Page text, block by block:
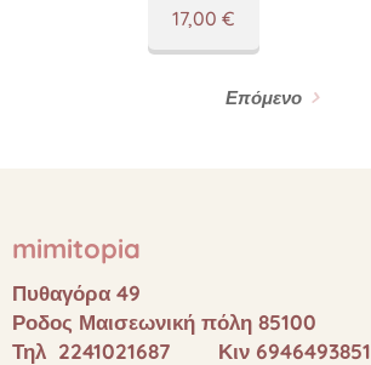
17,00 €
Επόμενο
mimitopia
Πυθαγόρα 49
Ροδος Μαισεωνική πόλη 85100
Τηλ 2241021687 Κιν 6946493851